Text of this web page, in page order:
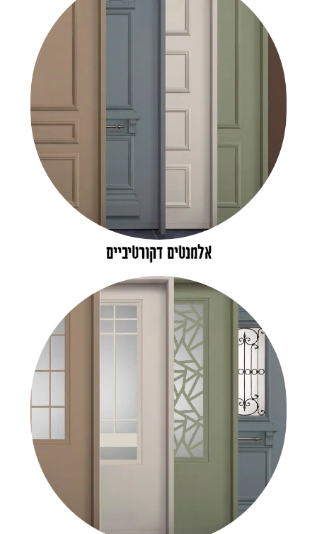
אלמנטים דקורטיביים